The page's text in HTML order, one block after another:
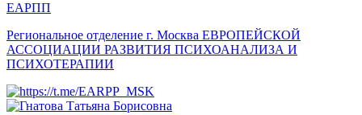
ЕАРПП
Региональное отделение г. Москва ЕВРОПЕЙСКОЙ
АССОЦИАЦИИ РАЗВИТИЯ ПСИХОАНАЛИЗА И
ПСИХОТЕРАПИИ